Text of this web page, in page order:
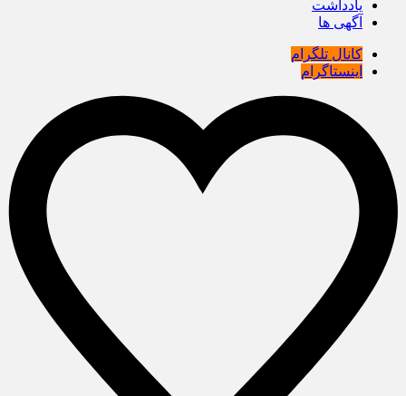
یادداشت
آگهی ها
کانال تلگرام
اینستاگرام